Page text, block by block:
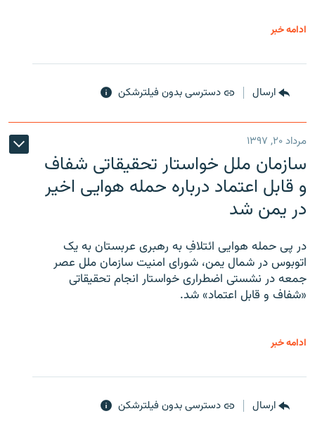
ادامه خبر
ارسال دسترسی بدون فیلترشکن
مرداد ۲۰, ۱۳۹۷
سازمان ملل خواستار تحقیقاتی شفاف
و قابل اعتماد درباره حمله هوایی اخیر
در یمن شد
در پی حمله هوایی ائتلافِ به رهبری عربستان به یک
اتوبوس در شمال یمن، شورای امنیت سازمان ملل عصر
جمعه در نشستی اضطراری خواستار انجام تحقیقاتی
«شفاف و قابل اعتماد» شد.
ادامه خبر
ارسال دسترسی بدون فیلترشکن